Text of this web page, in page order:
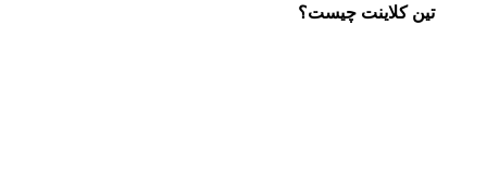
تین کلاینت چیست؟